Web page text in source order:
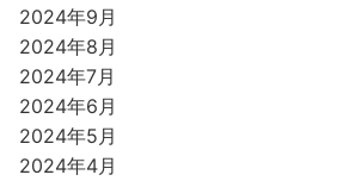
2024年9月
2024年8月
2024年7月
2024年6月
2024年5月
2024年4月